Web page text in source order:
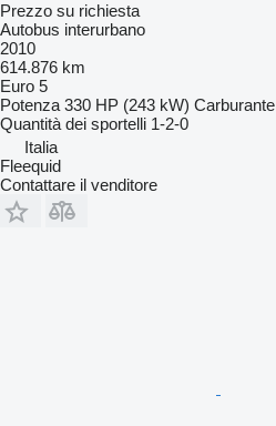
Prezzo su richiesta
Autobus interurbano
2010
614.876 km
Euro 5
Potenza 330 HP (243 kW) Carburante
Quantità dei sportelli 1-2-0
Italia
Fleequid
Contattare il venditore